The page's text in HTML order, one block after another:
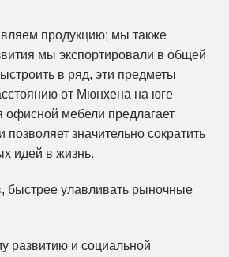
продукцию; мы также
мы экспортировали в общей
в ряд, эти предметы
от Мюнхена на юге
мебели предлагает
значительно сократить
идей в жизнь.
быстрее улавливать рыночные
развитию и социальной